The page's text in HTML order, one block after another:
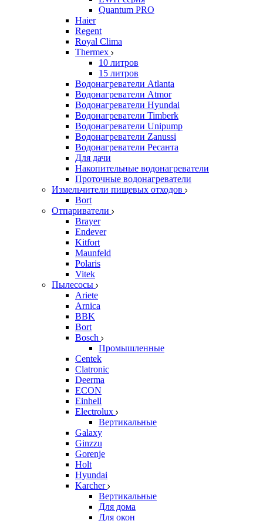
Quantum PRO
Haier
Regent
Royal Clima
Thermex
10 литров
15 литров
Водонагреватели Atlanta
Водонагреватели Atmor
Водонагреватели Hyundai
Водонагреватели Timberk
Водонагреватели Unipump
Водонагреватели Zanussi
Водонагреватели Ресанта
Для дачи
Накопительные водонагреватели
Проточные водонагреватели
Измельчители пищевых отходов
Bort
Отпариватели
Brayer
Endever
Kitfort
Maunfeld
Polaris
Vitek
Пылесосы
Ariete
Arnica
BBK
Bort
Bosch
Промышленные
Centek
Clatronic
Deerma
ECON
Einhell
Electrolux
Вертикальные
Galaxy
Ginzzu
Gorenje
Holt
Hyundai
Karcher
Вертикальные
Для дома
Для окон